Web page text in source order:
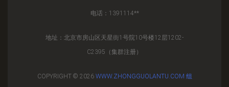
电话：1391114**
地址：北京市房山区天星街1号院10号楼12层1202-
C2395（集群注册）
COPYRIGHT © 2026 WWW.ZHONGGUOLANTU.COM 组